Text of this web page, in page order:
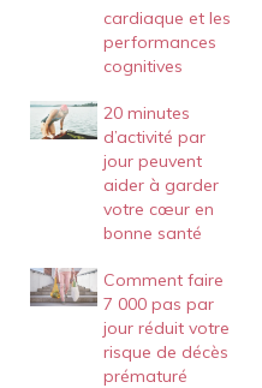
cardiaque et les
performances
cognitives
20 minutes
d’activité par
jour peuvent
aider à garder
votre cœur en
bonne santé
Comment faire
7 000 pas par
jour réduit votre
risque de décès
prématuré